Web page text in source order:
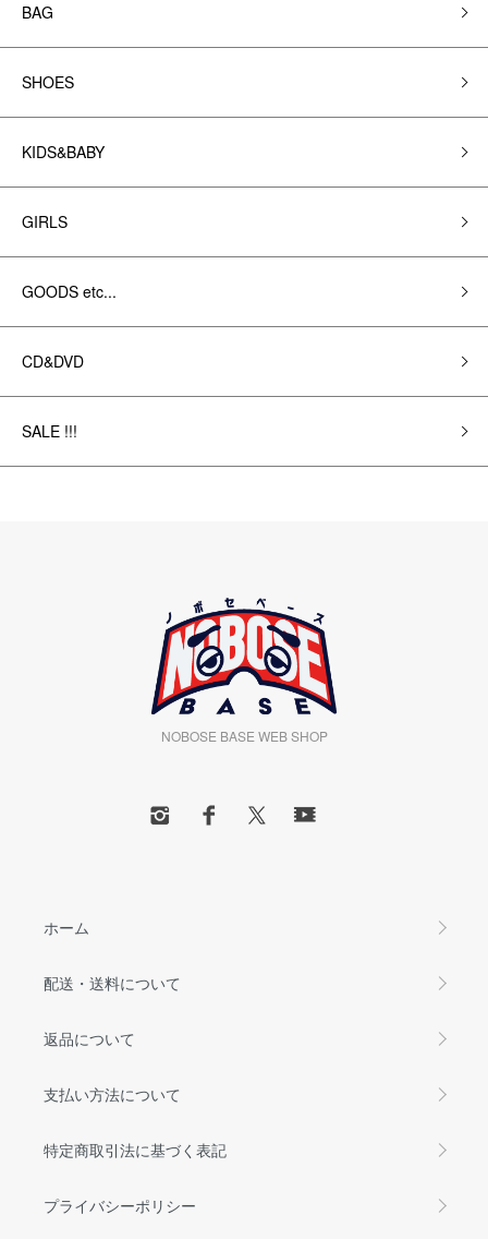
BAG
SHOES
KIDS&BABY
GIRLS
GOODS etc...
CD&DVD
SALE !!!
NOBOSE BASE WEB SHOP
ホーム
配送・送料について
返品について
支払い方法について
特定商取引法に基づく表記
プライバシーポリシー